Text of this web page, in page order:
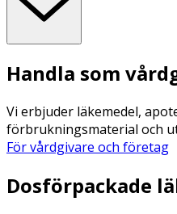
Handla som
Vi erbjuder läkemedel,
förbrukningsmaterial och
För vårdgivare och företag
Dosförpackade